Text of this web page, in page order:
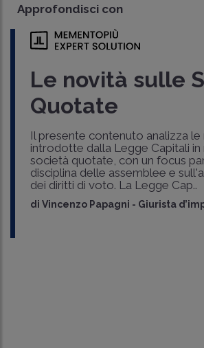
Approfondisci con
Le novità sulle
Quotate
Il presente contenuto analizza le
introdotte dalla Legge Capitali in
società quotate, con un focus
disciplina delle assemblee e
dei diritti di voto. La Legge Cap..
di Vincenzo Papagni - Giurista